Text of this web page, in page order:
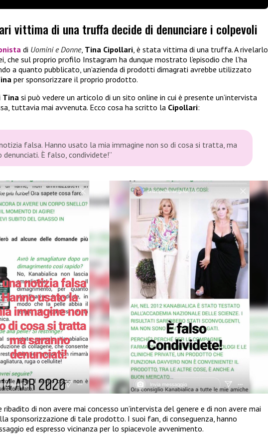
vittima di una truffa decide di denunciare i colpevoli
di Uomini e Donne, Tina Cipollari, è stata vittima di una truffa. A rivelarlo
che sul proprio profilo Instagram ha dunque mostrato l’episodio che l’ha
a quanto pubblicato, un’azienda di prodotti dimagrati avrebbe utilizzato
per sponsorizzare il proprio prodotto.
Tina si può vedere un articolo di un sito online in cui è presente un’intervista
tuttavia mai avvenuta. Ecco cosa ha scritto la Cipollari:
falsa. Hanno usato la mia immagine non so di cosa si tratta, ma
denunciati. È falso, condividete!”
ribadito di non avere mai concesso un’intervista del genere e di non avere mai
sponsorizzazione di tale prodotto. I suoi fan, di conseguenza, hanno
ed espresso vicinanza per lo spiacevole avvenimento.